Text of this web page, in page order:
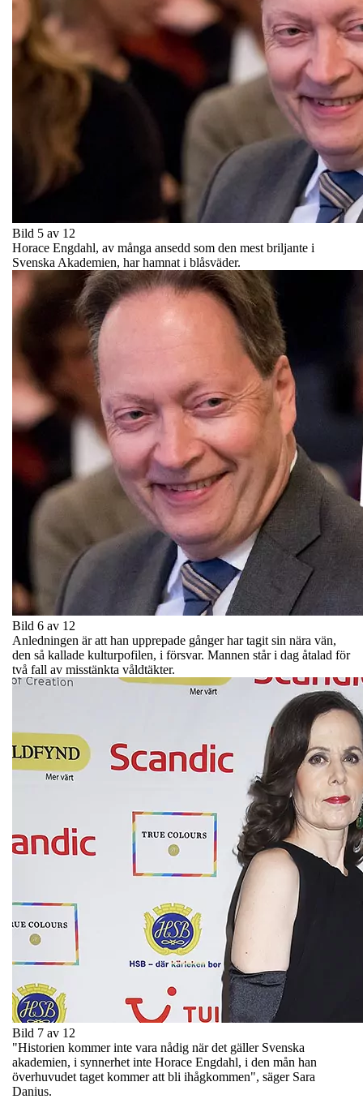
Bild 5 av 12
Horace Engdahl, av många ansedd som den mest briljante i
Svenska Akademien, har hamnat i blåsväder.
Bild 6 av 12
Anledningen är att han upprepade gånger har tagit sin nära vän,
den så kallade kulturpofilen, i försvar. Mannen står i dag åtalad för
två fall av misstänkta våldtäkter.
Bild 7 av 12
"Historien kommer inte vara nådig när det gäller Svenska
akademien, i synnerhet inte Horace Engdahl, i den mån han
överhuvudet taget kommer att bli ihågkommen", säger Sara
Danius.